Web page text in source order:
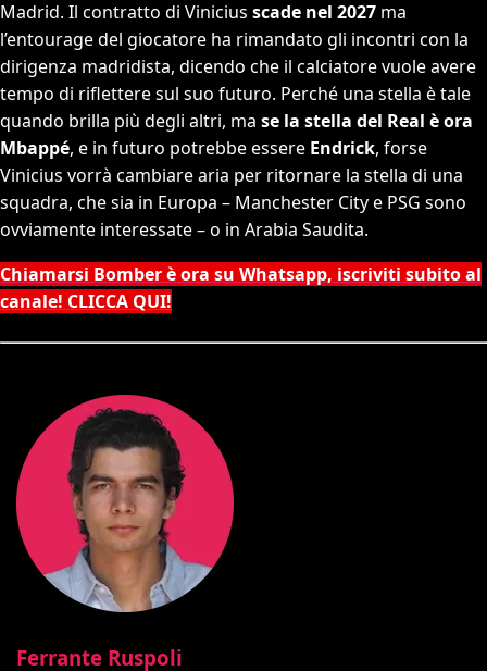
Madrid. Il contratto di Vinicius scade nel 2027 ma
l’entourage del giocatore ha rimandato gli incontri con la
dirigenza madridista, dicendo che il calciatore vuole avere
tempo di riflettere sul suo futuro. Perché una stella è tale
quando brilla più degli altri, ma se la stella del Real è ora
Mbappé, e in futuro potrebbe essere Endrick, forse
Vinicius vorrà cambiare aria per ritornare la stella di una
squadra, che sia in Europa – Manchester City e PSG sono
ovviamente interessate – o in Arabia Saudita.
Chiamarsi Bomber è ora su Whatsapp, iscriviti subito al
canale! CLICCA QUI!
Ferrante Ruspoli